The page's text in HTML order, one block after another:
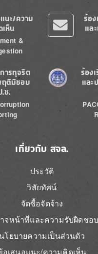
นะ/ความ
เห็น
&
ร้อ
แล
ารทุจริต
ฤติมิชอบ
.ช.
Image
ร้อง
และ
เกี่ยวกับ สจล.
ประวัติ
วิสัยทัศน์
จัดซื้อจัดจ้าง
จหน้าที่และความรับผิดชอบ
นโยบายความเป็นส่วนตัว
อเสนอแนะ/ความคิดเห็น